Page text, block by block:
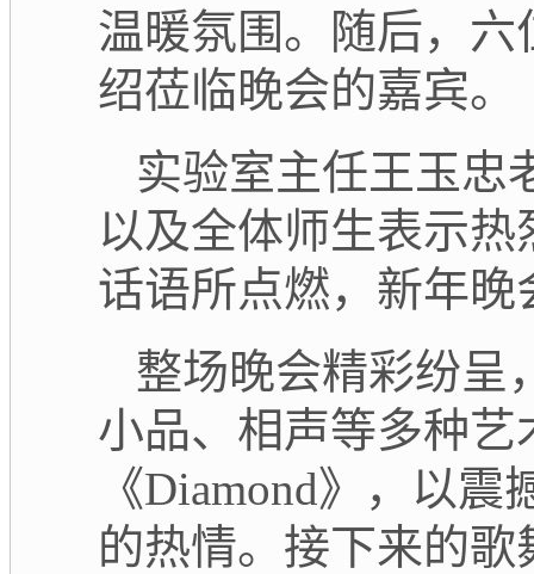
温暖氛围。 随后， 六
绍莅临晚会的嘉宾。
实验室主任王玉忠
以及全体师生表示
话语所点燃，新年晚
整场晚会精彩纷呈
小品、相声等多种
《Diamond》，以
的热情。接下来的